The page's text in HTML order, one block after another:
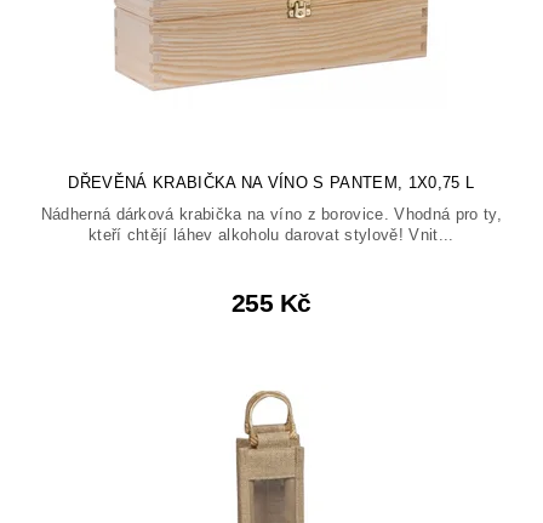
DŘEVĚNÁ KRABIČKA NA VÍNO S PANTEM, 1X0,75 L
Nádherná dárková krabička na víno z borovice. Vhodná pro ty,
kteří chtějí láhev alkoholu darovat stylově! Vnit...
255 Kč